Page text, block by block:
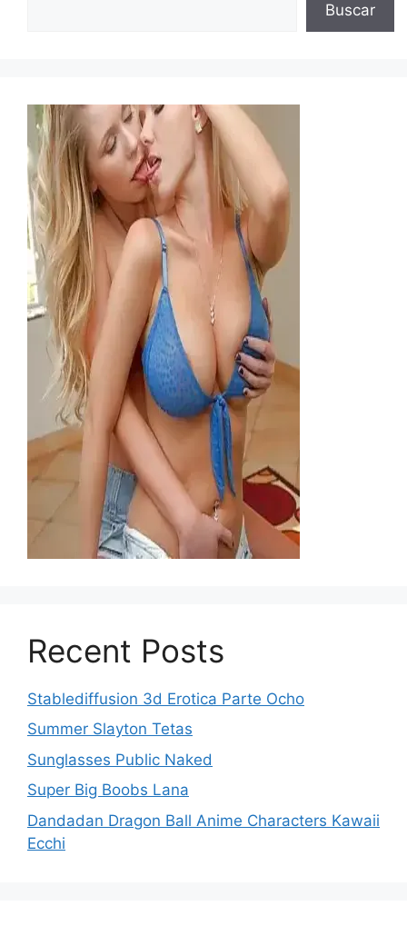
Buscar
Recent Posts
Stablediffusion 3d Erotica Parte Ocho
Summer Slayton Tetas
Sunglasses Public Naked
Super Big Boobs Lana
Dandadan Dragon Ball Anime Characters Kawaii
Ecchi